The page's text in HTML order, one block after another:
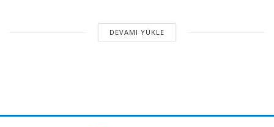
DEVAMI YÜKLE